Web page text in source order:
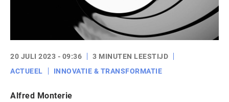
20 JULI 2023 - 09:36
3 MINUTEN LEESTIJD
ACTUEEL
INNOVATIE & TRANSFORMATIE
Alfred Monterie